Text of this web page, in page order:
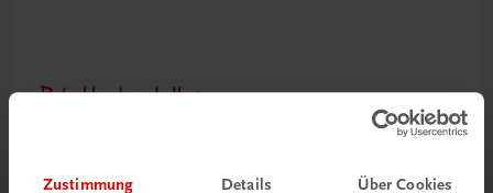
Zustimmung Details Über Cookies
Rabattcode erhalten